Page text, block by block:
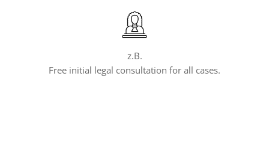
z.B.
Free initial legal consultation for all cases.